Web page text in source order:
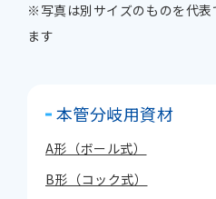
※写真は別サイズのものを代表
ます
本管分岐用資材
A形（ボール式）
B形（コック式）